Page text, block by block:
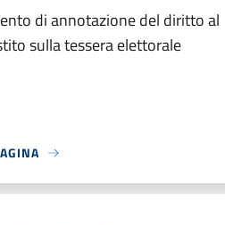
di annotazione del diritto al
sulla tessera elettorale